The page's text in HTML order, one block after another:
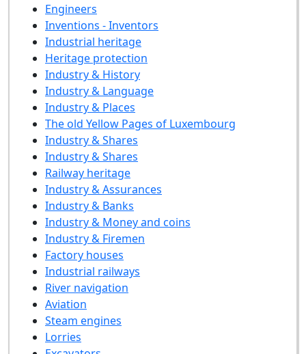
Engineers
Inventions - Inventors
Industrial heritage
Heritage protection
Industry & History
Industry & Language
Industry & Places
The old Yellow Pages of Luxembourg
Industry & Shares
Industry & Shares
Railway heritage
Industry & Assurances
Industry & Banks
Industry & Money and coins
Industry & Firemen
Factory houses
Industrial railways
River navigation
Aviation
Steam engines
Lorries